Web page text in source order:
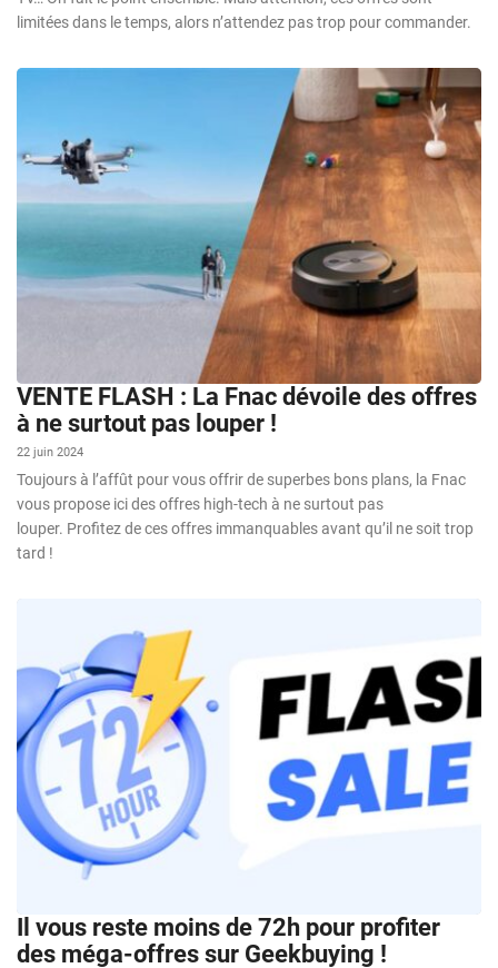
limitées dans le temps, alors n’attendez pas trop pour commander.
VENTE FLASH : La Fnac dévoile des offres
à ne surtout pas louper !
22 juin 2024
Toujours à l’affût pour vous offrir de superbes bons plans, la Fnac
vous propose ici des offres high-tech à ne surtout pas
louper. Profitez de ces offres immanquables avant qu’il ne soit trop
tard !
Il vous reste moins de 72h pour profiter
des méga-offres sur Geekbuying !